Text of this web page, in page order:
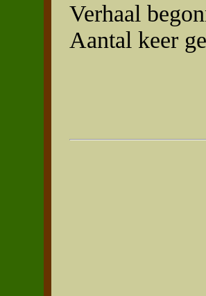
Verhaal
Aantal keer